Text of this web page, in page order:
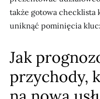
także gotowa checklista
uniknąć pominięcia
Jak
przychody,